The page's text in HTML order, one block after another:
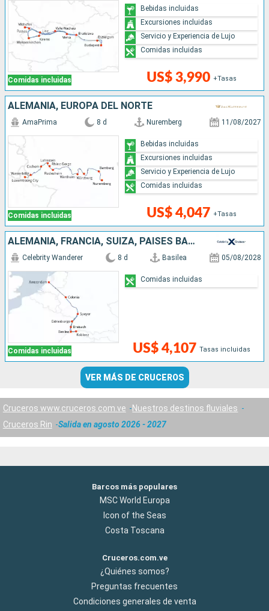
Comidas incluidas US$ 3,990 +Tasas
Bebidas incluidas
Excursiones incluidas
Servicio y Experiencia de Lujo
Comidas incluidas
ALEMANIA, EUROPA DEL NORTE
Comidas incluidas
AmaPrima 8 d Nuremberg 11/08/2027
US$ 4,047 +Tasas
Bebidas incluidas
Excursiones incluidas
Servicio y Experiencia de Lujo
Comidas incluidas
ALEMANIA, FRANCIA, SUIZA, PAISES BAJOS
Comidas incluidas
Celebrity Wanderer 8 d Basilea 05/08/2028
US$ 4,107 Tasas incluidas
Comidas incluidas
VER MÁS DE CRUCEROS
Cruceros www.cruceros.com.ve
Nuestros destinos fluviales
Cruceros Rin
Salida en agosto 2026 - 2027
Barcos más populares
MSC World Europa
Icon of the Seas
Costa Toscana
Cruceros.com.ve
¿Quiénes somos?
Preguntas frecuentes
Condiciones generales de venta